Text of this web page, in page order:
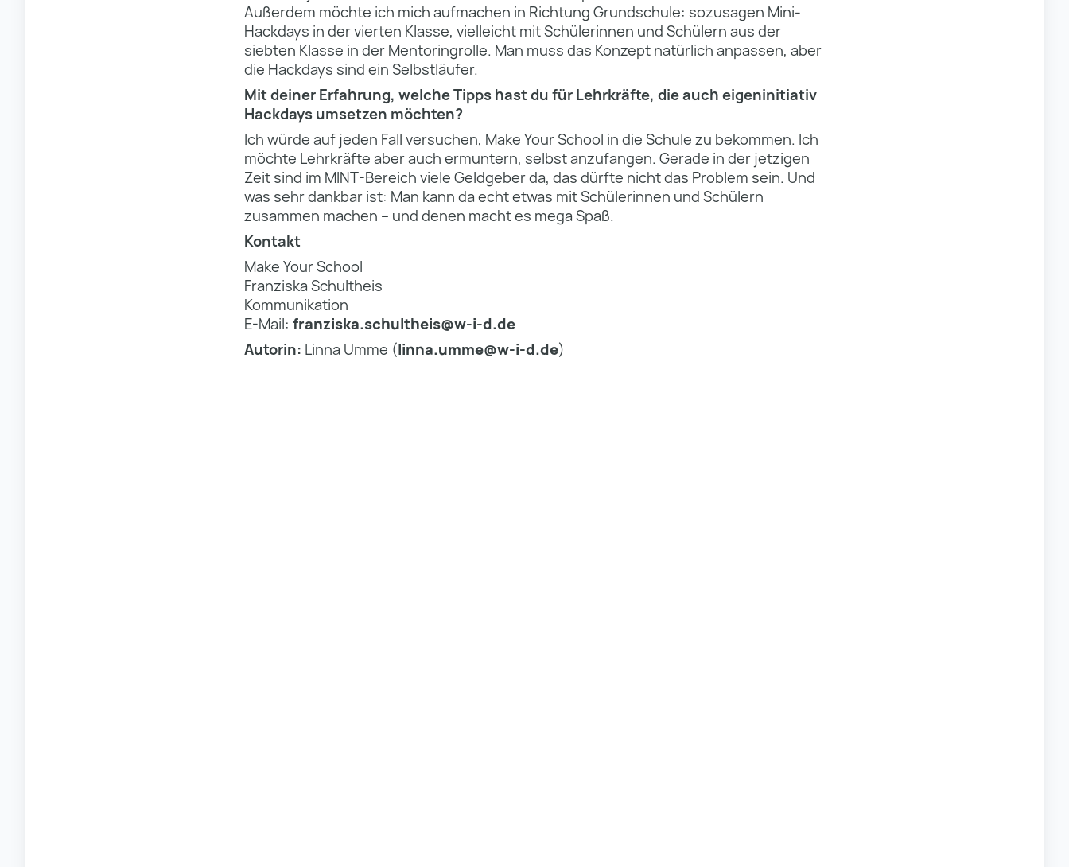
Außerdem möchte ich mich aufmachen in Richtung Grundschule: sozusagen Mini-
Hackdays in der vierten Klasse, vielleicht mit Schülerinnen und Schülern aus der
siebten Klasse in der Mentoringrolle. Man muss das Konzept natürlich anpassen, aber
die Hackdays sind ein Selbstläufer.
Mit deiner Erfahrung, welche Tipps hast du für Lehrkräfte, die auch eigeninitiativ
Hackdays umsetzen möchten?
Ich würde auf jeden Fall versuchen, Make Your School in die Schule zu bekommen. Ich
möchte Lehrkräfte aber auch ermuntern, selbst anzufangen. Gerade in der jetzigen
Zeit sind im MINT-Bereich viele Geldgeber da, das dürfte nicht das Problem sein. Und
was sehr dankbar ist: Man kann da echt etwas mit Schülerinnen und Schülern
zusammen machen – und denen macht es mega Spaß.
Kontakt
Make Your School
Franziska Schultheis
Kommunikation
E-Mail: franziska.schultheis@w-i-d.de
Autorin: Linna Umme (linna.umme@w-i-d.de)